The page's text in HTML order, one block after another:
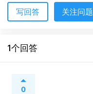
写回答 关注问题
1个回答
0